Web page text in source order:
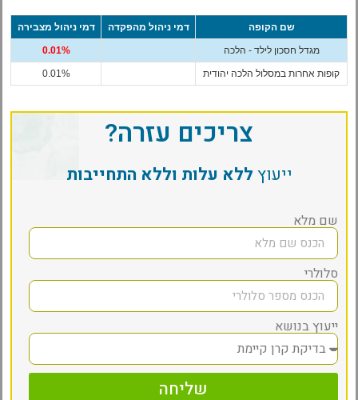
שם הקופה דמי ניהול מהפקדה דמי ניהול מצבירה
מגדל חסכון לילד - הלכה 0.01%
קופות אחרות במסלול הלכה יהודית 0.01%
צריכים עזרה?
ייעוץללא עלות וללא התחייבות
שם מלא
סלולרי
ייעוץ בנושא
שליחה